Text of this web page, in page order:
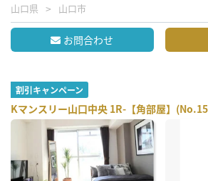
山口県 山口市
お問合わせ
割引キャンペーン
Kマンスリー山口中央 1R-【角部屋】